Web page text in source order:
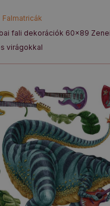
Falmatricák
fali dekorációk 60x89
virágokkal